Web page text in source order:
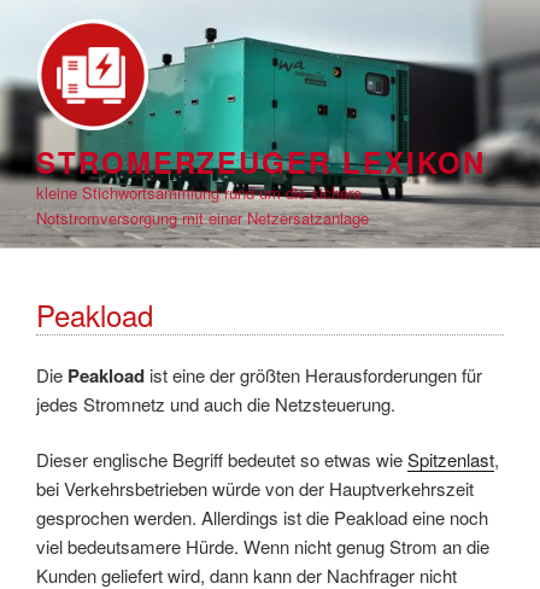
springen
STROMERZEUGER LEXIKON
kleine Stichwortsammlung rund um die sichere
Notstromversorgung mit einer Netzersatzanlage
Peakload
Die Peakload ist eine der größten Herausforderungen für
jedes Stromnetz und auch die Netzsteuerung.
Dieser englische Begriff bedeutet so etwas wieSpitzenlast,
bei Verkehrsbetrieben würde von der Hauptverkehrszeit
gesprochen werden. Allerdings ist die Peakload eine noch
viel bedeutsamere Hürde. Wenn nicht genug Strom an die
Kunden geliefert wird, dann kann der Nachfrager nicht